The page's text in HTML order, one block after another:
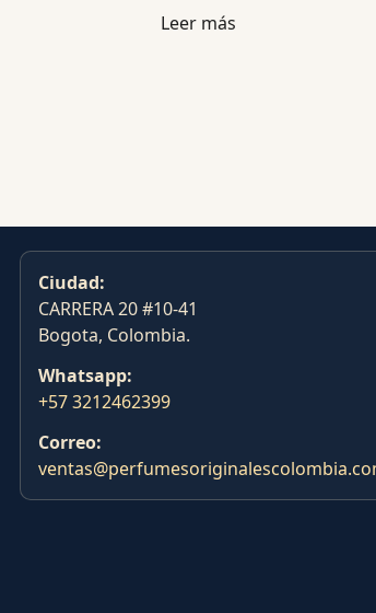
Leer más
Ciudad:
CARRERA 20 #10-41
Bogota, Colombia.
Whatsapp:
+57 3212462399
Correo: